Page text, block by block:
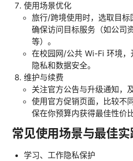
使用场景优化
旅行/跨境使用时，选取目标
确保访问目标服务（如公司
等）。
在校园网/公共 Wi-Fi 环境，
隐私和数据安全。
维护与续费
关注官方公告与升级通知，
使用官方促销页面，比较不
保在你预算内获得最佳性价比
常见使用场景与最佳实
学习、工作隐私保护